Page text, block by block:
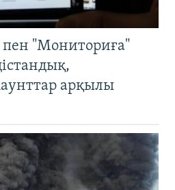
пен "Мониториға"
арқылы